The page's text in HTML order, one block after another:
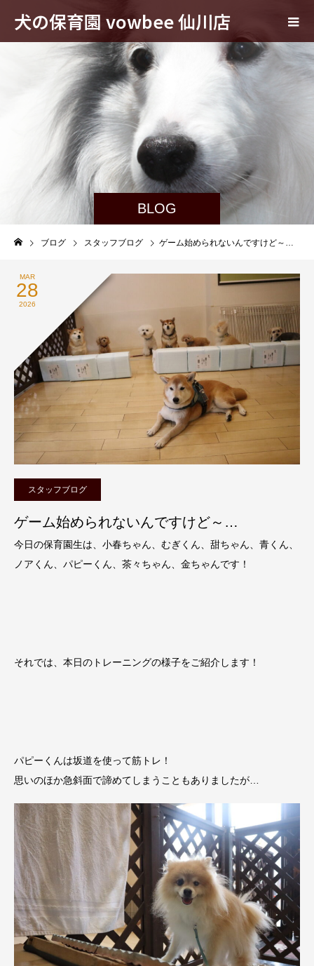
犬の保育園 vowbee 仙川店
BLOG
ブログ スタッフブログ ゲーム始められないんですけど～…
MAR
28
2026
スタッフブログ
ゲーム始められないんですけど～…
今日の保育園生は、小春ちゃん、むぎくん、甜ちゃん、青くん、
ノアくん、パピーくん、茶々ちゃん、金ちゃんです！
それでは、本日のトレーニングの様子をご紹介します！
パピーくんは坂道を使って筋トレ！
思いのほか急斜面で諦めてしまうこともありましたが…